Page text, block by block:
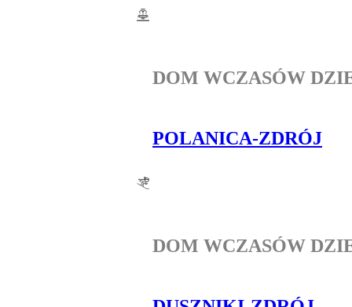
DOM WCZASÓW
POLANICA-ZDRÓJ
DOM WCZASÓW